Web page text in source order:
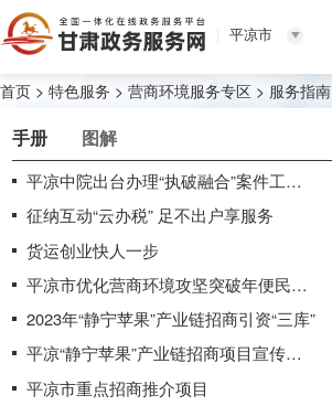
平凉市
首页 > 特色服务 > 营商环境服务专区 > 服务指南
手册 图解
平凉中院出台办理“执破融合”案件工作实施细则 助力营商环境优化升级
征纳互动“云办税” 足不出户享服务
货运创业快人一步
平凉市优化营商环境攻坚突破年便民利企手册之（三）——营商环境事项办理一卡通
2023年“静宁苹果”产业链招商引资“三库”
平凉“静宁苹果”产业链招商项目宣传推介册
平凉市重点招商推介项目